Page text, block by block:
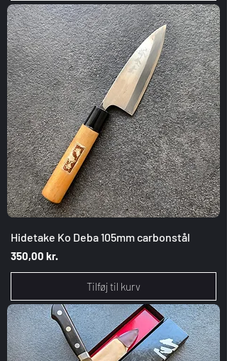
Hidetake Ko Deba 105mm carbonstål
Pris
350,00 kr.
Tilføj til kurv